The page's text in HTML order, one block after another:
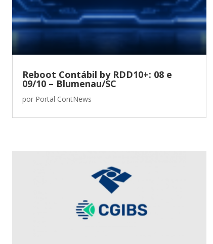
Reboot Contábil by RDD10+: 08 e
09/10 – Blumenau/SC
por Portal ContNews